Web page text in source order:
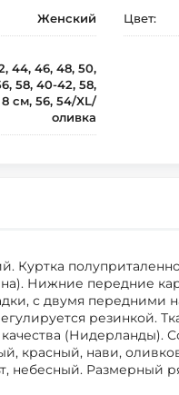
Женский Цвет:
44, 46, 48, 50,
58, 40-42, 58,
см, 56, 54/XL/
оливка
Куртка
Нижние передние
с двумя передними
резинкой.
(Нидерланды).
красный, нави,
небесный. Размерный